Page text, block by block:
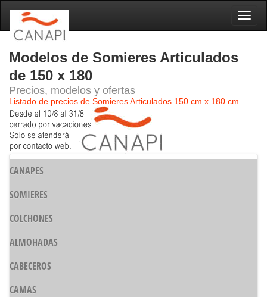
Modelos de Somieres Articulados
de 150 x 180
Precios, modelos y ofertas
Listado de precios de Somieres Articulados 150 cm x 180 cm
CANAPES
SOMIERES
COLCHONES
ALMOHADAS
CABECEROS
CAMAS